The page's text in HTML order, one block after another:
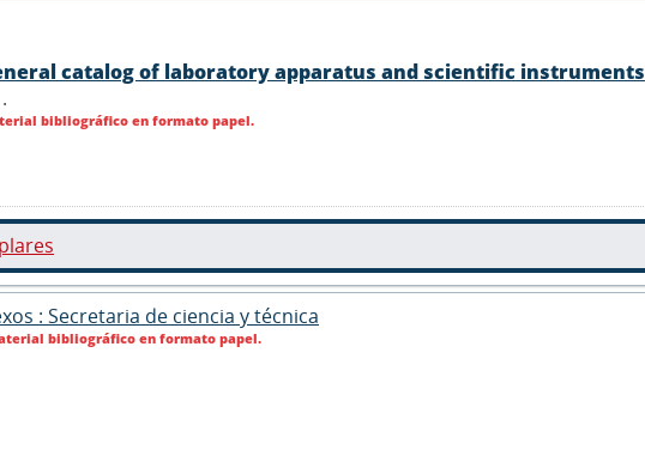
catalog of laboratory apparatus and scientific instruments
.
bibliográfico en formato papel.
: Secretaria de ciencia y técnica
bibliográfico en formato papel.